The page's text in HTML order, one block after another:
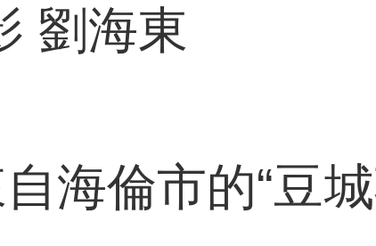
劉海東
倫市的“豆城